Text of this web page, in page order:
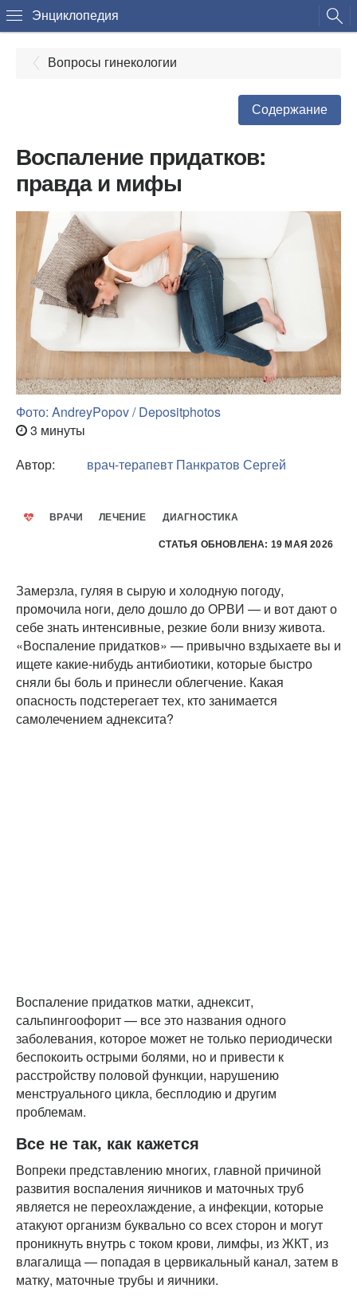
Энциклопедия
Вопросы гинекологии
Содержание
Воспаление придатков:
правда и мифы
Фото: AndreyPopov / Depositphotos
3 минуты
Автор:
врач-терапевт Панкратов Сергей
ВРАЧИ ЛЕЧЕНИЕ ДИАГНОСТИКА
СТАТЬЯ ОБНОВЛЕНА: 19 МАЯ 2026
Замерзла, гуляя в сырую и холодную погоду,
промочила ноги, дело дошло до ОРВИ — и вот дают о
себе знать интенсивные, резкие боли внизу живота.
«Воспаление придатков» — привычно вздыхаете вы и
ищете какие-нибудь антибиотики, которые быстро
сняли бы боль и принесли облегчение. Какая
опасность подстерегает тех, кто занимается
самолечением аднексита?
Воспаление придатков матки, аднексит,
сальпингоофорит — все это названия одного
заболевания, которое может не только периодически
беспокоить острыми болями, но и привести к
расстройству половой функции, нарушению
менструального цикла, бесплодию и другим
проблемам.
Все не так, как кажется
Вопреки представлению многих, главной причиной
развития воспаления яичников и маточных труб
является не переохлаждение, а инфекции, которые
атакуют организм буквально со всех сторон и могут
проникнуть внутрь с током крови, лимфы, из ЖКТ, из
влагалища — попадая в цервикальный канал, затем в
матку, маточные трубы и яичники.